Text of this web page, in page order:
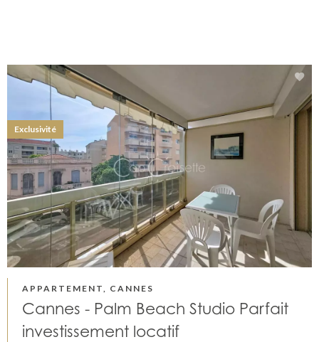
APPARTEMENT, CANNES
Cannes - Palm Beach Studio Parfait
investissement locatif
Exclusivité